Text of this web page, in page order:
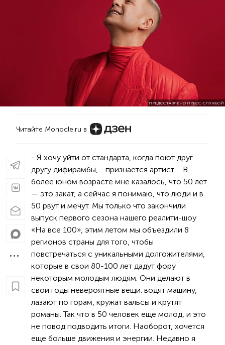
ПРЕДОСТАВЛЕНО ПРЕСС-СЛУЖБОЙ
Читайте Monocle.ru в
- Я хочу уйти от стандарта, когда поют друг
другу дифирамбы, - признается артист. - В
более юном возрасте мне казалось, что 50 лет
— это закат, а сейчас я понимаю, что люди и в
50 рвут и мечут. Мы только что закончили
выпуск первого сезона нашего реалити-шоу
«На все 100», этим летом мы объездили 8
регионов страны для того, чтобы
повстречаться с уникальными долгожителями,
которые в свои 80-100 лет дадут фору
некоторым молодым людям. Они делают в
свои годы невероятные вещи: водят машину,
лазают по горам, кружат вальсы и крутят
романы. Так что в 50 человек еще молод, и это
не повод подводить итоги. Наоборот, хочется
еще больше движения и энергии. Недавно я